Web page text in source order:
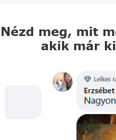
Nézd meg, mit
akik már